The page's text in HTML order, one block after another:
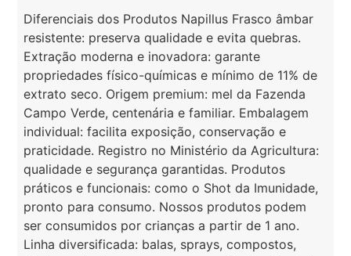
Diferenciais dos Produtos Napillus Frasco âmbar
resistente: preserva qualidade e evita quebras.
Extração moderna e inovadora: garante
propriedades físico-químicas e mínimo de 11% de
extrato seco. Origem premium: mel da Fazenda
Campo Verde, centenária e familiar. Embalagem
individual: facilita exposição, conservação e
praticidade. Registro no Ministério da Agricultura:
qualidade e segurança garantidas. Produtos
práticos e funcionais: como o Shot da Imunidade,
pronto para consumo. Nossos produtos podem
ser consumidos por crianças a partir de 1 ano.
Linha diversificada: balas, sprays, compostos,